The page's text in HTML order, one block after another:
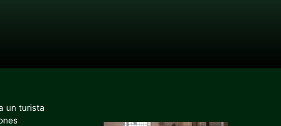
un turista